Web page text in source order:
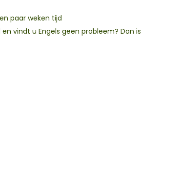
paar weken tijd
vindt u Engels geen probleem? Dan is